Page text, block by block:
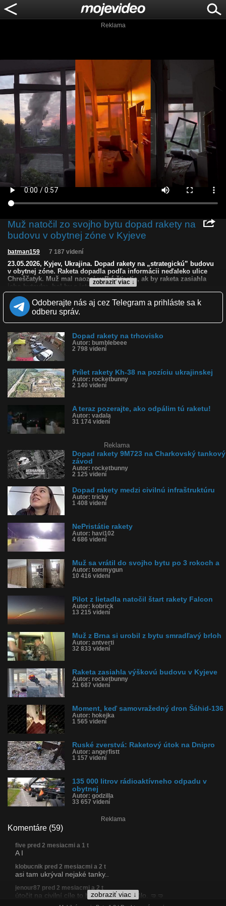
Reklama
Muž natočil zo svojho bytu dopad rakety na
budovu v obytnej zóne v Kyjeve
zobraziť viac ↓
batman159 7 187 videní
23.05.2026, Kyjev, Ukrajina. Dopad rakety na „strategickú” budovu
v obytnej zóne. Raketa dopadla podľa informácii neďaleko ulice
Chreščatyk. Muž mal naozaj veľké šťastie, ak by raketa zasiahla
jeho bytovku, bol by s istotou mŕtvy.
Kvalita: HD NQ
LQ
Zverejnené: 25.5.2026 21:25
Obľúbené: 1
Komentárov: 59
Dľžka: 0:57
Kategória: šokujúce
Tagy: orešnik, raketový útok na kyjev, kyjev, vojna, ukrajina
História sledovanosti videa:
Odoberajte nás aj cez Telegram a prihláste sa k
odberu správ.
Dopad rakety na trhovisko
Autor: bumblebeee
2 798 videní
Prílet rakety Kh-38 na pozíciu ukrajinskej
Autor: rocketbunny
2 140 videní
A teraz pozerajte, ako odpálim tú raketu!
Autor: vadala
31 174 videní
Reklama
Dopad rakety 9M723 na Charkovský tankový
závod
Autor: rocketbunny
2 125 videní
Dopad rakety medzi civilnú infraštruktúru
Autor: tricky
1 408 videní
NePristátie rakety
Autor: havi102
4 686 videní
Muž sa vrátil do svojho bytu po 3 rokoch a
Autor: tommygun
10 416 videní
Pilot z lietadla natočil štart rakety Falcon
Autor: kobrick
13 215 videní
Muž z Brna si urobil z bytu smradľavý brloh
Autor: antverti
32 833 videní
Raketa zasiahla výškovú budovu v Kyjeve
Autor: rocketbunny
21 687 videní
Moment, keď samovražedný dron Šáhid-136
Autor: hokejka
1 565 videní
Ruské zverstvá: Raketový útok na Dnipro
Autor: angerfistt
1 157 videní
135 000 litrov rádioaktívneho odpadu v
obytnej
Autor: godzilla
33 657 videní
Reklama
Komentáre (59)
zobraziť viac ↓
five pred 2 mesiacmi a 1 t
A I
klobucnik pred 2 mesiacmi a 2 t
asi tam ukrýval nejaké tanky..
jenour87 pred 2 mesiacmi a 2 t
útočit na civilní cíle to by těm zmrdům šlo. 🤜🤜